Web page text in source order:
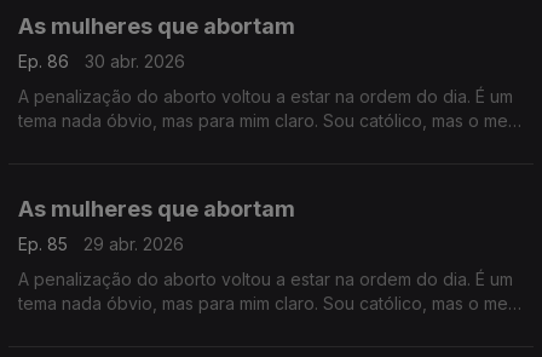
As mulheres que abortam
Ep. 86
30 abr. 2026
A penalização do aborto voltou a estar na ordem do dia. É um
tema nada óbvio, mas para mim claro. Sou católico, mas o meu
As mulheres que abortam
Ep. 85
29 abr. 2026
A penalização do aborto voltou a estar na ordem do dia. É um
tema nada óbvio, mas para mim claro. Sou católico, mas o meu